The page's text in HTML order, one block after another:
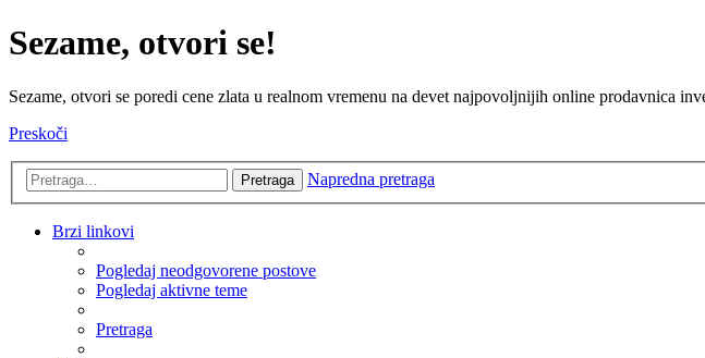
Sezame, otvori se!
Sezame, otvori se poredi cene zlata u realnom vremenu na devet najpovoljnijih online prodavnica
Preskoči
Pretraga Napredna pretraga
Brzi linkovi
Pogledaj neodgovorene postove
Pogledaj aktivne teme
Pretraga